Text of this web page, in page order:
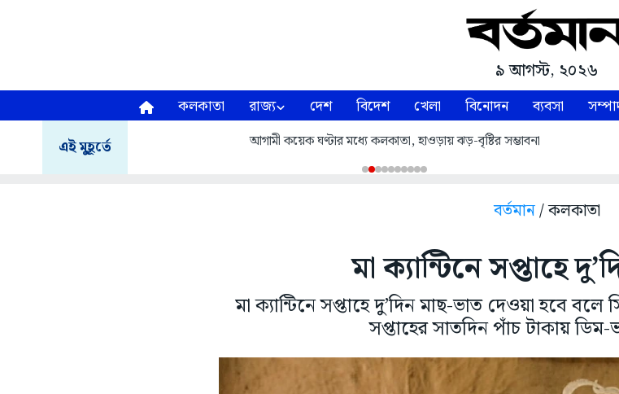
৯ আগস্ট, ২০২৬
কলকাতা রাজ্য দেশ বিদেশ খেলা বিনোদন ব্যবসা
এই মুহূর্তে আগামী কয়েক ঘণ্টার মধ্যে কলকাতা, হাওড়ায় ঝড়-বৃষ্টির সম্ভাবনা
বর্তমান/ কলকাতা
মা ক্যান্টিনে সপ্তাহে
মা ক্যান্টিনে সপ্তাহে দু’দিন মাছ-ভাত দেওয়া হবে বলে
সপ্তাহের সাতদিন পাঁচ টাকায়